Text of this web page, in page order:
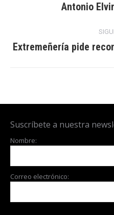
publicaciones
Antonio
Extremeñería pide
Suscríbete a nuestra
Nombre:
Correo electrónico: